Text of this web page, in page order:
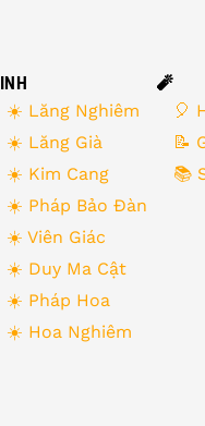
☀️ Lăng Nghiêm
☀️ Lăng Già
☀️ Kim Cang
☀️ Pháp Bảo Đàn
☀️ Viên Giác
☀️ Duy Ma Cật
☀️ Pháp Hoa
☀️ Hoa Nghiêm
🧨
🎈
📝
📚